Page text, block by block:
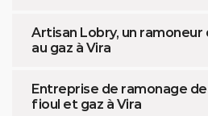
Artisan Lobry, un ramoneur
au gaz à Vira
Entreprise de ramonage
fioul et gaz à Vira